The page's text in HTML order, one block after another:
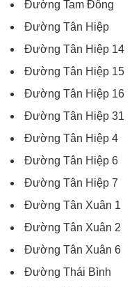
Đường Tam Đông
Đường Tân Hiệp
Đường Tân Hiệp 14
Đường Tân Hiệp 15
Đường Tân Hiệp 16
Đường Tân Hiệp 31
Đường Tân Hiệp 4
Đường Tân Hiệp 6
Đường Tân Hiệp 7
Đường Tân Xuân 1
Đường Tân Xuân 2
Đường Tân Xuân 6
Đường Thái Bình